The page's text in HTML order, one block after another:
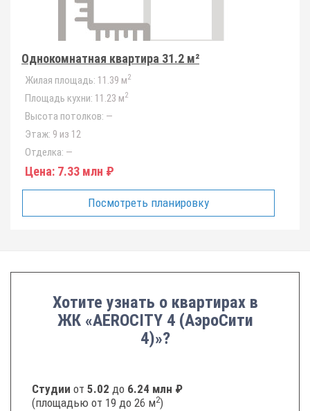
Однокомнатная квартира 31.2 м²
Жилая площадь: 11.39 м2
Площадь кухни: 11.23 м2
Высота потолков: —
Этаж: 9 из 12
Отделка: —
Цена: 7.33 млн ₽
Посмотреть планировку
Хотите узнать о квартирах в
ЖК «AEROCITY 4 (АэроСити
4)»?
Студии от 5.02 до 6.24 млн ₽
(площадью от 19 до 26 м2)